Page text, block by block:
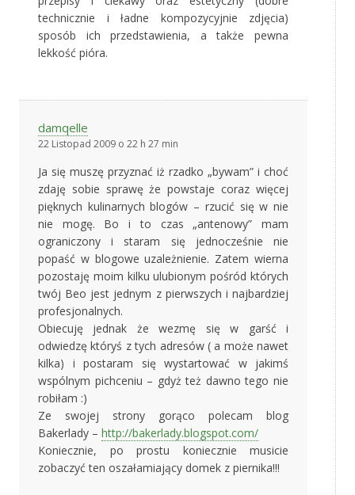
technicznie i ładne kompozycyjnie zdjęcia)
sposób ich przedstawienia, a także pewna
lekkość pióra.
damqelle
22 Listopad 2009 o 22 h 27 min
Ja się muszę przyznać iż rzadko „bywam” i choć
zdaję sobie sprawę że powstaje coraz więcej
pięknych kulinarnych blogów – rzucić się w nie
nie mogę. Bo i to czas „antenowy” mam
ograniczony i staram się jednocześnie nie
popaść w blogowe uzależnienie. Zatem wierna
pozostaję moim kilku ulubionym pośród których
twój Beo jest jednym z pierwszych i najbardziej
profesjonalnych.
Obiecuję jednak że wezmę się w garść i
odwiedzę któryś z tych adresów ( a może nawet
kilka) i postaram się wystartować w jakimś
wspólnym pichceniu – gdyż też dawno tego nie
robiłam :)
Ze swojej strony gorąco polecam blog
Bakerlady – http://bakerlady.blogspot.com/
Koniecznie, po prostu koniecznie musicie
zobaczyć ten oszałamiający domek z piernika!!!